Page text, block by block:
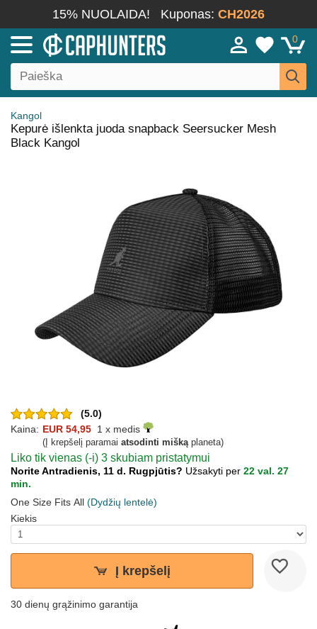
15% NUOLAIDA! Kuponas: CH2026
0
Kangol
Kepurė išlenkta juoda snapback Seersucker Mesh
Black Kangol
(5.0)
Kaina: EUR 54,95 1 x medis
(Į krepšelį paramai atsodinti miškąplaneta)
Liko tik vienas (-i) 3 skubiam pristatymui
Norite Antradienis, 11 d. Rugpjūtis? Užsakyti per 22 val. 27
min.
One Size Fits All (Dydžių lentelė)
Kiekis
Į krepšelį
30 dienų grąžinimo garantija